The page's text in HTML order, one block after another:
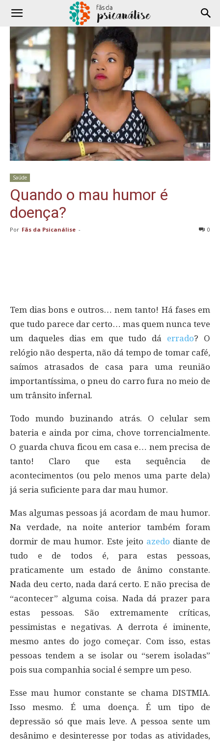
Saúde
Quando o mau humor é
doença?
Por Fãs da Psicanálise - 0
Tem dias bons e outros… nem tanto! Há fases em
que tudo parece dar certo… mas quem nunca teve
um daqueles dias em que tudo dá errado? O
relógio não desperta, não dá tempo de tomar café,
saímos atrasados de casa para uma reunião
importantíssima, o pneu do carro fura no meio de
um trânsito infernal.
Todo mundo buzinando atrás. O celular sem
bateria e ainda por cima, chove torrencialmente.
O guarda chuva ficou em casa e… nem precisa de
tanto! Claro que esta sequência de
acontecimentos (ou pelo menos uma parte dela)
já seria suficiente para dar mau humor.
Mas algumas pessoas já acordam de mau humor.
Na verdade, na noite anterior também foram
dormir de mau humor. Este jeito azedo diante de
tudo e de todos é, para estas pessoas,
praticamente um estado de ânimo constante.
Nada deu certo, nada dará certo. E não precisa de
“acontecer” alguma coisa. Nada dá prazer para
estas pessoas. São extremamente críticas,
pessimistas e negativas. A derrota é iminente,
mesmo antes do jogo começar. Com isso, estas
pessoas tendem a se isolar ou “serem isoladas”
pois sua companhia social é sempre um peso.
Esse mau humor constante se chama DISTMIA.
Isso mesmo. É uma doença. É um tipo de
depressão só que mais leve. A pessoa sente um
desânimo e desinteresse por todas as atividades,